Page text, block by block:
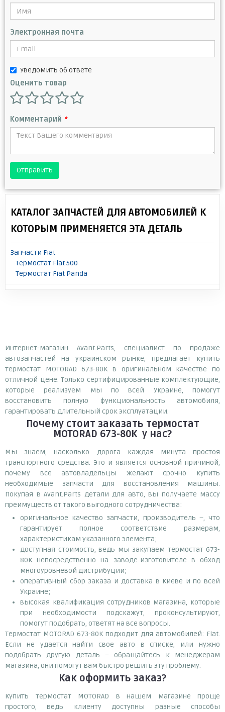
Электронная почта
Уведомить об ответе
Оценить товар
Комментарий *
Отправить
КАТАЛОГ ЗАПЧАСТЕЙ ДЛЯ АВТОМОБИЛЕЙ К
КОТОРЫМ ПРИМЕНЯЕТСЯ ЭТА ДЕТАЛЬ
Запчасти Fiat
Термостат Fiat 500
Термостат Fiat Panda
Интернет-магазин Avant.Parts, специалист по продаже
автозапчастей на украинском рынке, предлагает купить
термостат MOTORAD 673-80K в оригинальном качестве по
отличной цене. Только сертифицированные комплектующие,
которые реализуем мы по всей Украине, помогут
восстановить полную функциональность автомобиля,
гарантировать длительный срок эксплуатации.
Почему стоит заказать термостат
MOTORAD 673-80K у нас?
Мы знаем, насколько дорога каждая минута простоя
транспортного средства. Это и является основной причиной,
почему все автовладельцы желают срочно купить
необходимые запчасти для восстановления машины.
Покупая в Avant.Parts детали для авто, вы получаете массу
преимуществ от такого выгодного сотрудничества:
оригинальное качество запчасти, производитель –, что
гарантирует полное соответствие размерам,
характеристикам указанного элемента;
доступная стоимость, ведь мы закупаем термостат 673-
80K непосредственно на заводе-изготовителе в обход
многоуровневой дистрибуции;
оперативный сбор заказа и доставка в Киеве и по всей
Украине;
высокая квалификация сотрудников магазина, которые
при необходимости подскажут, проконсультируют,
помогут подобрать, ответят на все вопросы.
Термостат MOTORAD 673-80K подходит для автомобилей: Fiat.
Если не удается найти свое авто в списке, или нужно
подобрать другую деталь – обращайтесь к менеджерам
магазина, они помогут вам быстро решить эту проблему.
Как оформить заказ?
Купить термостат MOTORAD в нашем магазине проще
простого, ведь клиенту доступны разные способы